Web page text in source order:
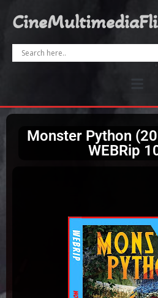
Monster Python
WEBRip